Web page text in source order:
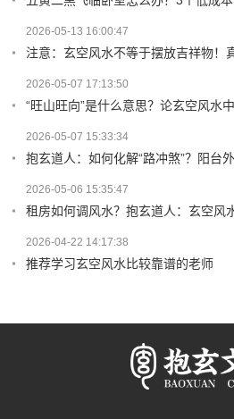
2026-05-13 16:00:47
注意：玄空风水不等于摆放吉祥物！真正的
2026-05-07 17:13:50
“旺山旺向”是什么意思？论玄空风水
2026-05-07 15:33:34
抱玄道人：如何化解“路冲煞”？阳台
2026-05-06 15:35:47
租房如何调风水？抱玄道人：玄空风
2026-04-22 14:17:38
推荐学习玄空风水比较靠谱的老师